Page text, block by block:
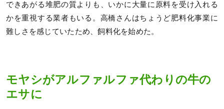
できあがる堆肥の質よりも、いかに大量に原料を受け入れる
かを重視する業者もいる。高橋さんはちょうど肥料化事業に
難しさを感じていたため、飼料化を始めた。
モヤシがアルファルファ代わりの牛の
エサに